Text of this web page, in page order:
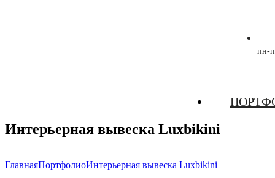
пн-
Интерьерная вывеска Luxbikini
ГлавнаяПортфолиоИнтерьерная вывеска Luxbikini